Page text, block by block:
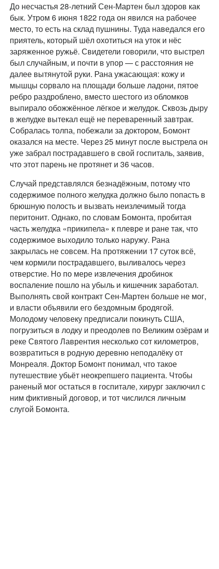
До несчастья 28-летний Сен-Мартен был здоров как
бык. Утром 6 июня 1822 года он явился на рабочее
место, то есть на склад пушнины. Туда наведался его
приятель, который шёл охотиться на уток и нёс
заряженное ружьё. Свидетели говорили, что выстрел
был случайным, и почти в упор — с расстояния не
далее вытянутой руки. Рана ужасающая: кожу и
мышцы сорвало на площади больше ладони, пятое
ребро раздроблено, вместо шестого из обломков
выпирало обожжённое лёгкое и желудок. Сквозь дыру
в желудке вытекал ещё не переваренный завтрак.
Собралась толпа, побежали за доктором, Бомонт
оказался на месте. Через 25 минут после выстрела он
уже забрал пострадавшего в свой госпиталь, заявив,
что этот парень не протянет и 36 часов.
Случай представлялся безнадёжным, потому что
содержимое полного желудка должно было попасть в
брюшную полость и вызвать неизлечимый тогда
перитонит. Однако, по словам Бомонта, пробитая
часть желудка «прикипела» к плевре и ране так, что
содержимое выходило только наружу. Рана
закрылась не совсем. На протяжении 17 суток всё,
чем кормили пострадавшего, выливалось через
отверстие. Но по мере извлечения дробинок
воспаление пошло на убыль и кишечник заработал.
Выполнять свой контракт Сен-Мартен больше не мог,
и власти объявили его бездомным бродягой.
Молодому человеку предписали покинуть США,
погрузиться в лодку и преодолев по Великим озёрам и
реке Святого Лаврентия несколько сот километров,
возвратиться в родную деревню неподалёку от
Монреаля. Доктор Бомонт понимал, что такое
путешествие убьёт неокрепшего пациента. Чтобы
раненый мог остаться в госпитале, хирург заключил с
ним фиктивный договор, и тот числился личным
слугой Бомонта.